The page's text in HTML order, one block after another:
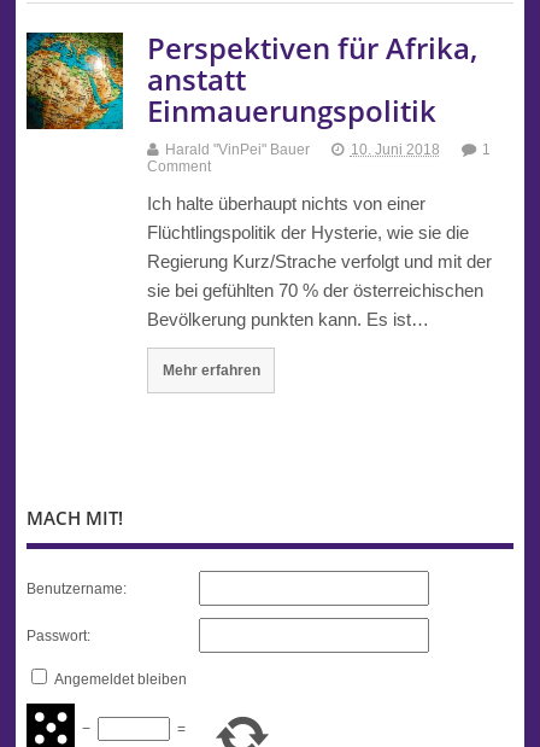
Perspektiven für Afrika,
anstatt
Einmauerungspolitik
Harald "VinPei" Bauer 10. Juni 2018
1
Comment
Ich halte überhaupt nichts von einer
Flüchtlingspolitik der Hysterie, wie sie die
Regierung Kurz/Strache verfolgt und mit der
sie bei gefühlten 70 % der österreichischen
Bevölkerung punkten kann. Es ist…
Mehr erfahren
MACH MIT!
Benutzername:
Passwort:
Angemeldet bleiben
− =